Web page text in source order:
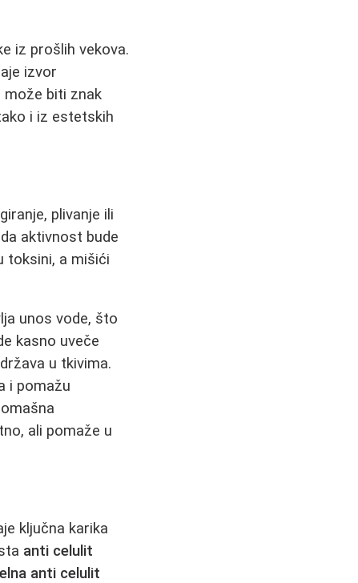
iz prošlih vekova.
izvor
može biti znak
i iz estetskih
plivanje ili
aktivnost bude
toksini, a mišići
unos vode, što
kasno uveče
u tkivima.
i pomažu
ali pomaže u
ključna karika
anti celulit
anti celulit